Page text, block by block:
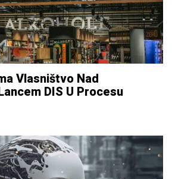
Vlasništvo Nad
DIS U Procesu